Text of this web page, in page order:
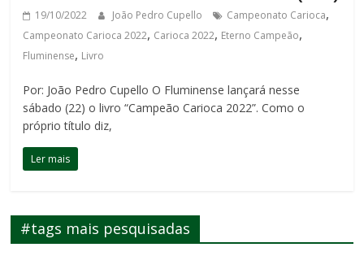
19/10/2022 João Pedro Cupello Campeonato Carioca,
Campeonato Carioca 2022, Carioca 2022, Eterno Campeão,
Fluminense, Livro
Por: João Pedro Cupello O Fluminense lançará nesse
sábado (22) o livro “Campeão Carioca 2022”. Como o
próprio título diz,
Ler mais
#tags mais pesquisadas